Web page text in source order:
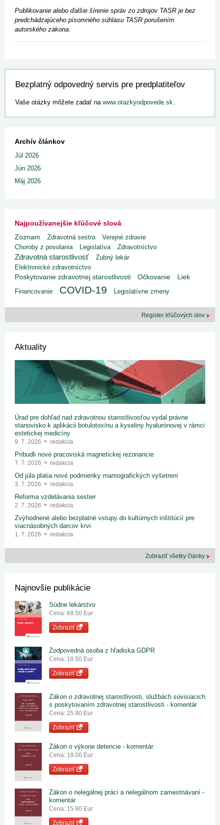
Publikovanie alebo ďalšie šírenie správ zo zdrojov TASR je bez
predchádzajúceho písomného súhlasu TASR porušením
autorského zákona.
Bezplatný odpovedný servis pre predplatiteľov
Vaše otázky môžete zadať na www.otazkyodpovede.sk.
Archív článkov
Júl 2026
Jún 2026
Máj 2026
Najpoužívanejšie kľúčové slová
Zoznam Zdravotná sestra
Verejné zdravie
Choroby z povolania
Legislatíva Zdravotníctvo
Zdravotná starostlivosť
Zubný lekár
Elektronické zdravotníctvo
Poskytovanie zdravotnej starostlivosti Očkovanie Liek
Financovanie COVID-19 Legislatívne zmeny
Register kľúčových slov
Aktuality
Úrad pre dohľad nad zdravotnou starostlivosťou vydal právne
stanovisko k aplikácii botulotoxínu a kyseliny hyalurónovej v rámci
estetickej medicíny
9. 7. 2026 redakcia
Pribudli nové pracoviská magnetickej rezonancie
7. 7. 2026 redakcia
Od júla platia nové podmienky mamografických vyšetrení
3. 7. 2026 redakcia
Reforma vzdelávania sestier
2. 7. 2026 redakcia
Zvýhodnené alebo bezplatné vstupy do kultúrnych inštitúcií pre
viacnásobných darcov krvi
1. 7. 2026 redakcia
Zobraziť všetky články
Najnovšie publikácie
Súdne lekárstvo
Cena: 68.50 Eur
Zobraziť
Zodpovedná osoba z hľadiska GDPR
Cena: 18.50 Eur
Zobraziť
Zákon o zdravotnej starostlivosti, službách súvisiacich
s poskytovaním zdravotnej starostlivosti - komentár
Cena: 25.90 Eur
Zobraziť
Zákon o výkone detencie - komentár
Cena: 18.00 Eur
Zobraziť
Zákon o nelegálnej práci a nelegálnom zamestnávaní -
komentár
Cena: 15.90 Eur
Zobraziť